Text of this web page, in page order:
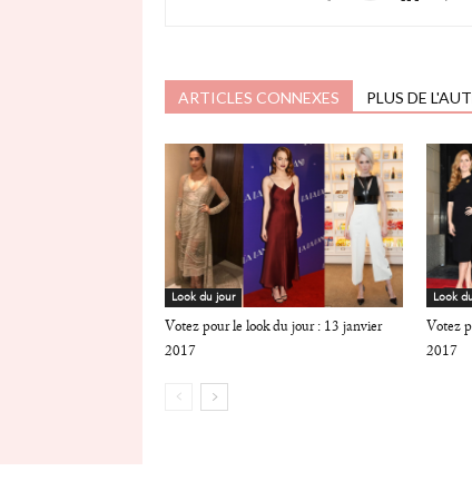
ARTICLES CONNEXES PLUS DE
Look du jour
Votez pour le look du jour : 13 janvier
2017
Look
Votez
2017